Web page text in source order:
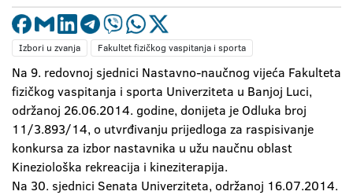
Izbori u zvanja Fakultet fizičkog vaspitanja i sporta
Na 9. redovnoj sjednici Nastavno-naučnog vijeća Fakulteta
fizičkog vaspitanja i sporta Univerziteta u Banjoj Luci,
održanoj 26.06.2014. godine, donijeta je Odluka broj
11/3.893/14, o utvrđivanju prijedloga za raspisivanje
konkursa za izbor nastavnika u užu naučnu oblast
Kineziološka rekreacija i kineziterapija.
Na 30. sjednici Senata Univerziteta, održanoj 16.07.2014.